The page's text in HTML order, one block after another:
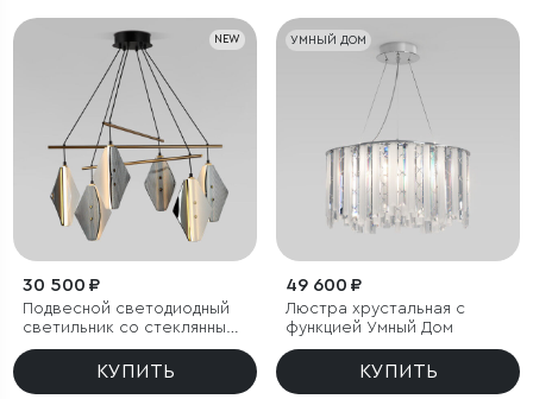
NEW
30 500 ₽
Подвесной светодиодный
светильник со стеклянными
плафонами
КУПИТЬ
УМНЫЙ ДОМ
49 600 ₽
Люстра хрустальная с
функцией Умный Дом
КУПИТЬ